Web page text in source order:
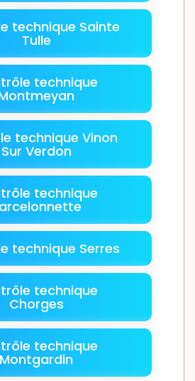
technique Sainte
Tulle
technique
technique Vinon
Sur Verdon
technique
technique Serres
technique
Chorges
technique
Montgardin